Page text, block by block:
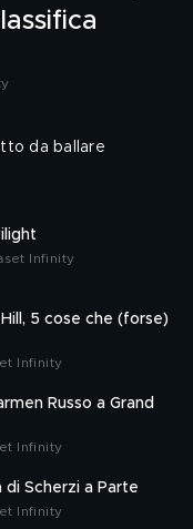
da ballare
Infinity
5 cose che (forse)
Infinity
Russo a Grand
Infinity
Scherzi a Parte
Infinity